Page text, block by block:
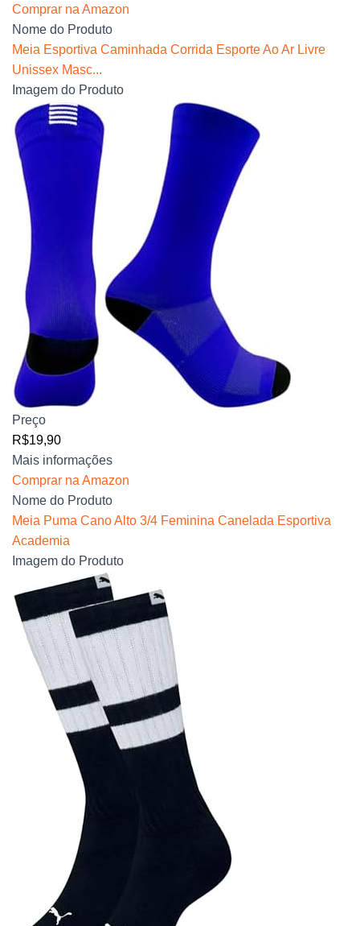
Comprar na Amazon
Nome do Produto
Meia Esportiva Caminhada Corrida Esporte Ao Ar Livre
Unissex Masc...
Imagem do Produto
Preço
R$19,90
Mais informações
Comprar na Amazon
Nome do Produto
Meia Puma Cano Alto 3/4 Feminina Canelada Esportiva
Academia
Imagem do Produto